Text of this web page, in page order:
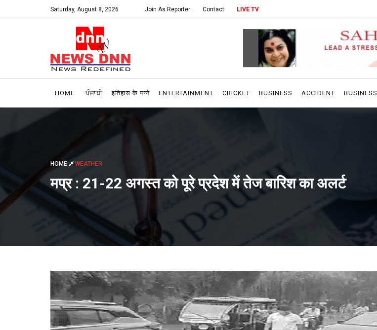
Saturday, August 8, 2026 Join As Reporter Contact LIVE TV
HOME ਪੰਜਾਬੀ इतिहास के पन्ने ENTERTAINMENT CRICKET BUSINESS ACCIDENT BUSINESS
HOME WEATHER
मप्र : 21-22 अगस्त को पूरे प्रदेश में तेज बारिश का अलर्ट